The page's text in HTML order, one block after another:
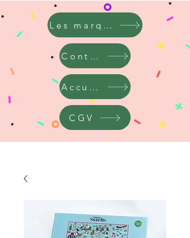
Les marques
Contact
Accueil
CGV